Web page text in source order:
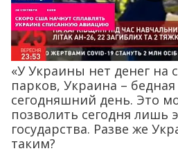
«У Украины нет денег на
парков, Украина –
сегодняшний день. Это
позволить сегодня лишь
государства. Разве же
таким?